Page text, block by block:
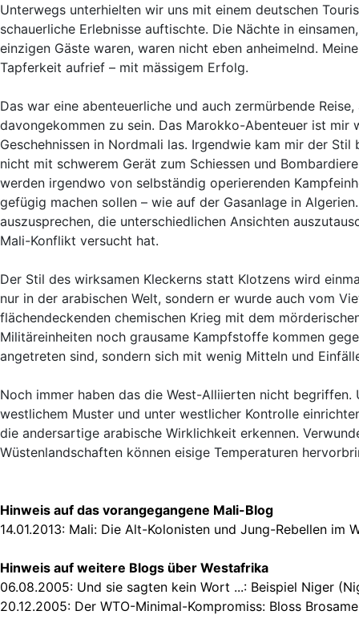
Unterwegs unterhielten wir uns mit einem deutschen
schauerliche Erlebnisse auftischte. Die Nächte in
einzigen Gäste waren, waren nicht eben anheimelnd.
Tapferkeit aufrief – mit mässigem Erfolg.
Das war eine abenteuerliche und auch zermürbende
davongekommen zu sein. Das Marokko-Abenteuer ist
Geschehnissen in Nordmali las. Irgendwie kam mir der
nicht mit schwerem Gerät zum Schiessen und
werden irgendwo von selbständig operierenden
gefügig machen sollen – wie auf der Gasanlage in
auszusprechen, die unterschiedlichen Ansichten
Mali-Konflikt versucht hat.
Der Stil des wirksamen Kleckerns statt Klotzens wird
nur in der arabischen Welt, sondern er wurde auch vom
flächendeckenden chemischen Krieg mit dem
Militäreinheiten noch grausame Kampfstoffe kommen
angetreten sind, sondern sich mit wenig Mitteln und
Noch immer haben das die West-Alliierten nicht
westlichem Muster und unter westlicher Kontrolle
die andersartige arabische Wirklichkeit erkennen.
Wüstenlandschaften können eisige Temperaturen
Hinweis auf das vorangegangene Mali-Blog
14.01.2013: Mali: Die Alt-Kolonisten und Jung-Rebellen im
Hinweis auf weitere Blogs über Westafrika
06.08.2005: Und sie sagten kein Wort ...: Beispiel Niger
20.12.2005: Der WTO-Minimal-Kompromiss: Bloss